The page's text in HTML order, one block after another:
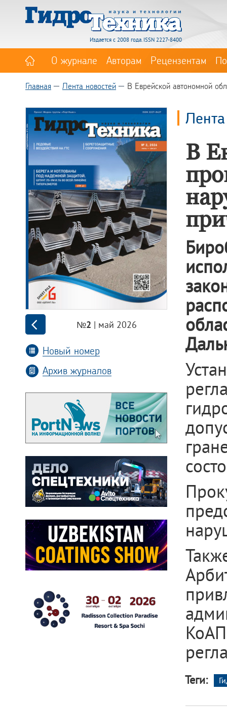
Издается с 2008 года. ISSN 2227-8400
О журнале Авторам Рецензентам
Главная Лента новостей В Еврейской автономной
№2 | май 2026
Новый номер
Архив журналов
В
Теги: